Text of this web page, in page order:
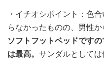
・イチオシポイント：色
らなかったものの、男性
ソフトフットベッドです
は最高。 サンダルとしては